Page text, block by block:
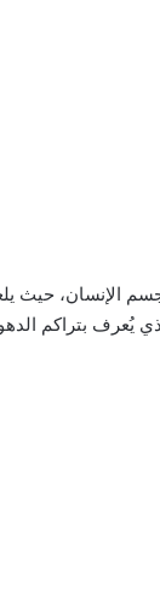
الإنسان، حيث
يُعرف بتراكم